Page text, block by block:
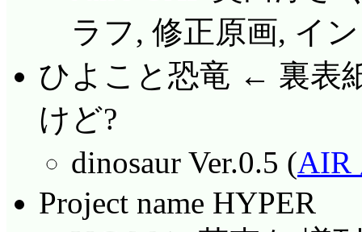
ラフ, 修正原画, イ
ひよこと恐竜 ← 裏表
けど?
dinosaur Ver.0.5 (AIR
Project name HYPER